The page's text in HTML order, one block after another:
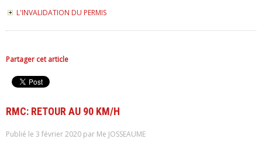
L'INVALIDATION DU PERMIS
Partager cet article
RMC: RETOUR AU 90 KM/H
Publié le 3 février 2020 par Me JOSSEAUME